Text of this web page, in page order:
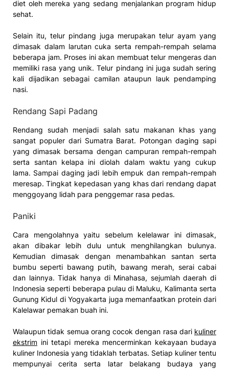
diet oleh mereka yang sedang menjalankan program hidup
sehat.
Selain itu, telur pindang juga merupakan telur ayam yang
dimasak dalam larutan cuka serta rempah-rempah selama
beberapa jam. Proses ini akan membuat telur mengeras dan
memiliki rasa yang unik. Telur pindang ini juga sudah sering
kali dijadikan sebagai camilan ataupun lauk pendamping
nasi.
Rendang Sapi Padang
Rendang sudah menjadi salah satu makanan khas yang
sangat populer dari Sumatra Barat. Potongan daging sapi
yang dimasak bersama dengan campuran rempah-rempah
serta santan kelapa ini diolah dalam waktu yang cukup
lama. Sampai daging jadi lebih empuk dan rempah-rempah
meresap. Tingkat kepedasan yang khas dari rendang dapat
menggoyang lidah para penggemar rasa pedas.
Paniki
Cara mengolahnya yaitu sebelum kelelawar ini dimasak,
akan dibakar lebih dulu untuk menghilangkan bulunya.
Kemudian dimasak dengan menambahkan santan serta
bumbu seperti bawang putih, bawang merah, serai cabai
dan lainnya. Tidak hanya di Minahasa, sejumlah daerah di
Indonesia seperti beberapa pulau di Maluku, Kalimanta serta
Gunung Kidul di Yogyakarta juga memanfaatkan protein dari
Kalelawar pemakan buah ini.
Walaupun tidak semua orang cocok dengan rasa dari kuliner
ekstrim ini tetapi mereka mencerminkan kekayaan budaya
kuliner Indonesia yang tidaklah terbatas. Setiap kuliner tentu
mempunyai cerita serta latar belakang budaya yang